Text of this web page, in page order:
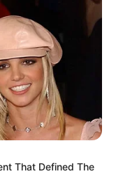
That Defined The